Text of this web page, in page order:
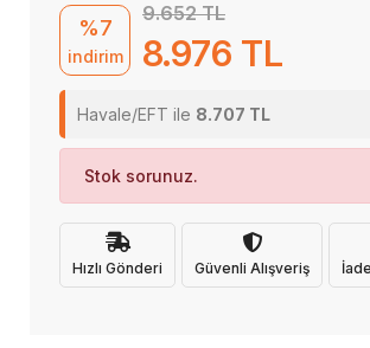
%7
indirim
9.652 TL
8.976 TL
Havale/EFT ile 8.707 TL
Stok sorunuz.
Hızlı Gönderi Güvenli Alışveriş